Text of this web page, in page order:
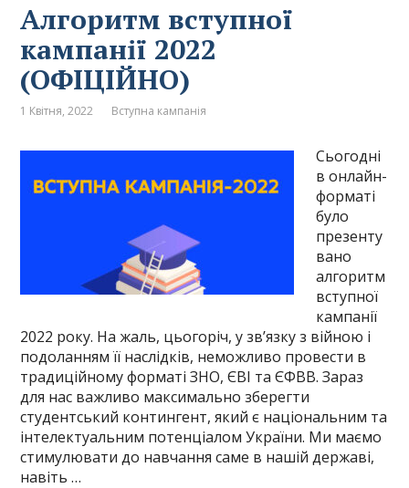
Алгоритм вступної
кампанії 2022
(ОФІЦІЙНО)
1 Квітня, 2022 Вступна кампанія
Сьогодні
в онлайн-
форматі
було
презенту
вано
алгоритм
вступної
кампанії
2022 року. На жаль, цьогоріч, у зв’язку з війною і
подоланням її наслідків, неможливо провести в
традиційному форматі ЗНО, ЄВІ та ЄФВВ. Зараз
для нас важливо максимально зберегти
студентський контингент, який є національним та
інтелектуальним потенціалом України. Ми маємо
стимулювати до навчання саме в нашій державі,
навіть …